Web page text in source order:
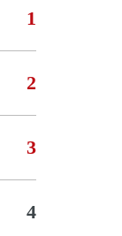
1
2
3
4